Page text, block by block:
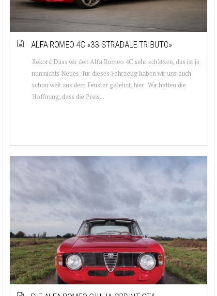
ALFA ROMEO 4C «33 STRADALE TRIBUTO»
Rekord Dass wir den Alfa Romeo 4C sehr schätzen, das ist ja
nun nichts Neues; für dieses Fahrzeug haben wir uns auch
schon weit aus dem Fenster gelehnt, hier . Wir hatten die
Hoffnung, dass die Preis...